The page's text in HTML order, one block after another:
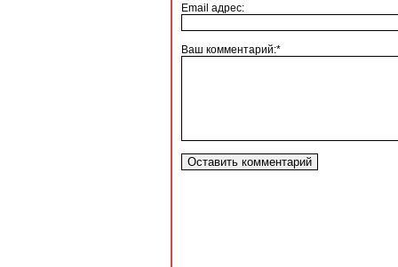
Email адрес:
Ваш комментарий:*